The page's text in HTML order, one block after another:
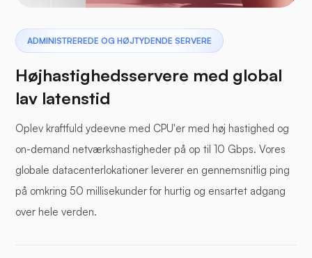
ADMINISTREREDE OG HØJTYDENDE SERVERE
Højhastighedsservere med global
lav latenstid
Oplev kraftfuld ydeevne med CPU'er med høj hastighed og
on-demand netværkshastigheder på op til 10 Gbps. Vores
globale datacenterlokationer leverer en gennemsnitlig ping
på omkring 50 millisekunder for hurtig og ensartet adgang
over hele verden.